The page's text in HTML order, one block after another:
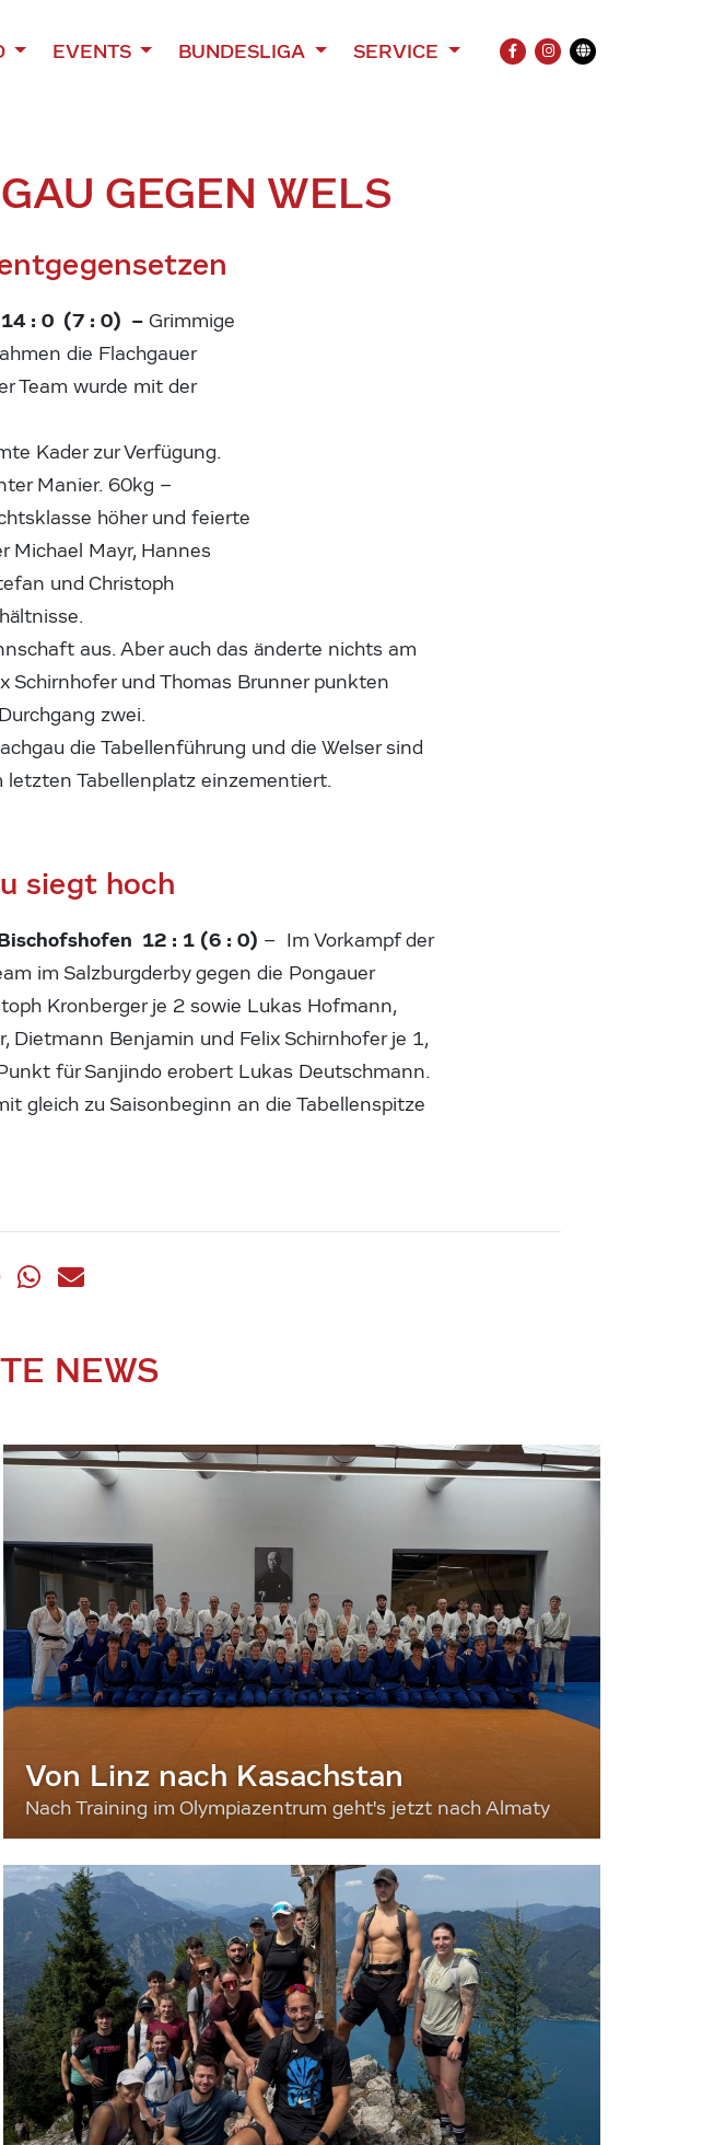
EVENTS BUNDESLIGA SERVICE
FACEBOOK
INSTAGRAM
Übersetzung
GEGEN WELS
14 : 0 (7 : 0) –Grimmige
die Flachgauer
Team wurde mit der
Kader zur Verfügung.
Manier. 60kg –
höher und feierte
Michael Mayr, Hannes
und Christoph
aus. Aber auch das änderte nichts am
Schirnhofer und Thomas Brunner punkten
zwei.
die Tabellenführung und die Welser sind
letzten Tabellenplatz einzementiert.
siegt hoch
12 : 1 (6 : 0) – Im Vorkampf der
im Salzburgderby gegen die Pongauer
Kronberger je 2 sowie Lukas Hofmann,
Dietmann Benjamin und Felix Schirnhofer je 1,
für Sanjindo erobert Lukas Deutschmann.
gleich zu Saisonbeginn an die Tabellenspitze
NEWS
Von Linz nach Kasachstan
Nach Training im Olympiazentrum geht's jetzt nach Almaty